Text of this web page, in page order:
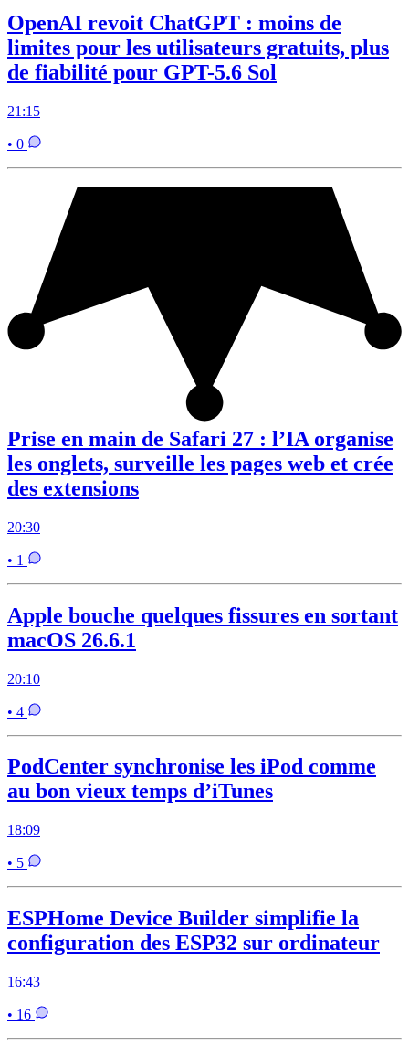
OpenAI revoit ChatGPT : moins de
limites pour les utilisateurs gratuits, plus
de fiabilité pour GPT-5.6 Sol
21:15
• 0
Prise en main de Safari 27 : l’IA organise
les onglets, surveille les pages web et crée
des extensions
20:30
• 1
Apple bouche quelques fissures en sortant
macOS 26.6.1
20:10
• 4
PodCenter synchronise les iPod comme
au bon vieux temps d’iTunes
18:09
• 5
ESPHome Device Builder simplifie la
configuration des ESP32 sur ordinateur
16:43
• 16